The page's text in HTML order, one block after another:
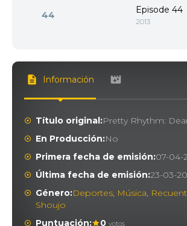
44 Episode 44
2013
Información
Título original:Pretty Rhythm:
En Producción:No
Primera fecha de emisión:07-04-
Última fecha de emisión:23-03-
Género:Deportes, Música,
Shoujo
Puntuación:
0 votos